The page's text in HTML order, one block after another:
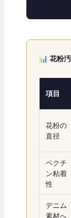
📊 花粉
項目
花粉の
直径
ペクチ
ン粘着
性
デニム
素材へ